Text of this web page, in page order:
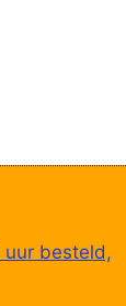
uur besteld,